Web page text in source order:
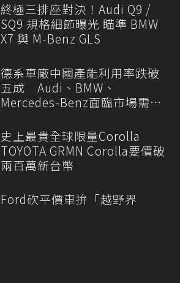
終極三排座對決！Audi Q9 /
SQ9 規格細節曝光 瞄準 BMW
X7 與 M-Benz GLS
德系車廠中國產能利用率跌破
五成 Audi、BMW、
Mercedes-Benz面臨市場需求
史上最貴全球限量Corolla
TOYOTA GRMN Corolla要價破
兩百萬新台幣
Ford砍平價車拚「越野界